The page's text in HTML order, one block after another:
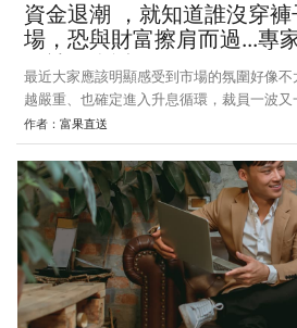
資金退潮 ，就知道誰沒穿
場，恐與財富擦肩而過...專
股神更靠近！
最近大家應該明顯感受到市場的氛圍好像
越嚴重、也確定進入升息循環，裁員一波又
況百出，數百億美金蒸發，股市的波動也
價破底再破底，投資人哀嚎遍野，許多人
股市波動大，我們該如何應對？ 這邊提出
樣的亂世，我們應該如何應對。 首先，大
的，上一波股價（幣價、NFT）的大漲，有
沛所造成，因為貨幣乘數效應，所以美國
入到市場上是會放大好多倍的，在沒有新
作者： 富果直送